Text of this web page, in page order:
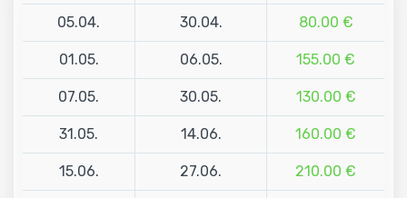
05.04. 30.04. 80.00 €
01.05. 06.05. 155.00 €
07.05. 30.05. 130.00 €
31.05. 14.06. 160.00 €
15.06. 27.06. 210.00 €